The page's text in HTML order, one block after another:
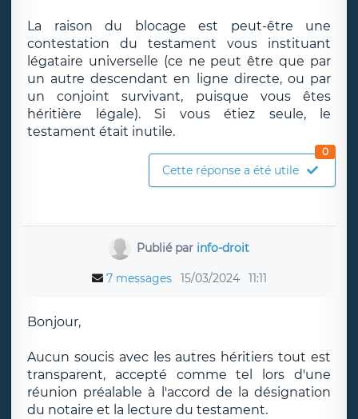
La raison du blocage est peut-être une
contestation du testament vous instituant
légataire universelle (ce ne peut être que par
un autre descendant en ligne directe, ou par
un conjoint survivant, puisque vous êtes
héritière légale). Si vous étiez seule, le
testament était inutile.
Cette réponse a été utile
0
Publié par info-droit
7 messages 15/03/2024 11:11
Bonjour,
Aucun soucis avec les autres héritiers tout est
transparent, accepté comme tel lors d'une
réunion préalable à l'accord de la désignation
du notaire et la lecture du testament.